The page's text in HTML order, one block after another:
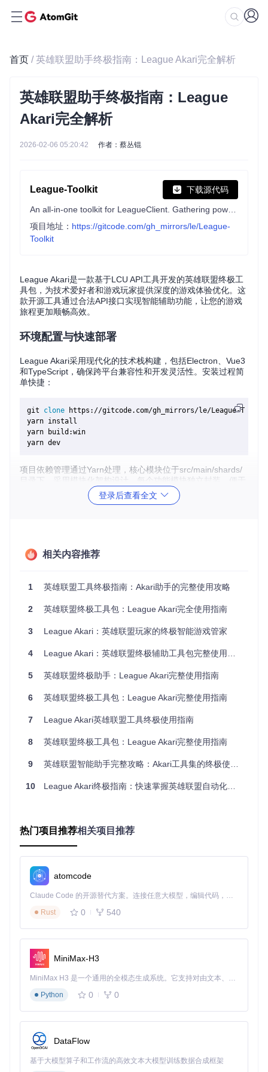
首页 / 英雄联盟助手终极指南：League Akari完全解析
英雄联盟助手终极指南：League
Akari完全解析
2026-02-06 05:20:42 作者：蔡丛锟
League-Toolkit 下载源代码
项目地址： https://gitcode.com/gh_mirrors/le/League-
Toolkit
League Akari是一款基于LCU API工具开发的英雄联盟终极工
具包，为技术爱好者和游戏玩家提供深度的游戏体验优化。这
款开源工具通过合法API接口实现智能辅助功能，让您的游戏
旅程更加顺畅高效。
环境配置与快速部署
League Akari采用现代化的技术栈构建，包括Electron、Vue3
和TypeScript，确保跨平台兼容性和开发灵活性。安装过程简
单快捷：
git clone https://gitcode.com/gh_mirrors/le/League-
yarn install
yarn build:win
项目依赖管理通过Yarn处理，核心模块位于src/main/shards/
目录下，采用模块化架构设计。每个功能模块独立封装，便于
游戏流程管理模块（src/main/shards/auto-gameflow/）能够
智能识别对局状态，实现精准的自动接受对局功能。支持自定
英雄选择自动化系统（src/main/shards/auto-select/）提供预
设英雄配置方案，根据位置智能推荐最佳选择。系统集成实时
数据分析，能够规避禁用英雄并优化选角策略。
智能回复模块（src/main/shards/auto-reply/）内置多语言支
与对话场景高度匹配，提升社交体验。
实时数据分析与战绩深度解析
战绩分析功能是League Akari的另一大亮点。通过LCU API实
时获取游戏数据，系统能够提供详细的玩家表现分析：
段位历史趋势和胜率统计
英雄熟练度矩阵和常用位置热图
KDA表现评分和装备选择模式
实时游戏监控模块（src/main/shards/ongoing-game/）持续
跟踪对局状态，为玩家提供实时战术建议。数据可视化界面清
晰展示关键指标，帮助玩家做出更明智的决策。
个性化定制与扩展开发
League Akari采用开放式架构设计，鼓励开发者进行二次开发
持完整的主题定制和界面个性化。
项目提供完整的API文档和开发指南，便于技术爱好者深入理
解LCU API的工作原理。模块化的设计理念使得添加新功能变
得简单直观，社区贡献受到热烈欢迎。
League Akari模块化架构支持灵活的功能扩展
安全使用与最佳实践
作为基于官方LCU API的工具，League Akari遵循合规开发原
则。所有数据处理均在本地完成，确保用户隐私安全。建议用
户定期更新到最新版本，以获得最佳兼容性和性能体验。
登录后查看全文
相关内容推荐
1 英雄联盟工具终极指南：Akari助手的完整使用攻略
2 英雄联盟终极工具包：League Akari完全使用指南
3 League Akari：英雄联盟玩家的终极智能游戏管家
4 League Akari：英雄联盟终极辅助工具包完整使用指南
5 英雄联盟终极助手：League Akari完整使用指南
6 英雄联盟终极工具包：League Akari完整使用指南
7 League Akari英雄联盟工具终极使用指南
8 英雄联盟终极工具包：League Akari完整使用指南
9 英雄联盟智能助手完整攻略：Akari工具集的终极使用指南
10 League Akari终极指南：快速掌握英雄联盟自动化助手
热门项目推荐相关项目推荐
atomcode
Claude Code 的开源替代方案。连接任意大模型，编辑代码，运行命令，自动验证 — 全自动执行。用 Rust 构建，极致性能。 ｜ An open-source alternative to Claude Code. Connect any LLM, edit code, run commands, and verify changes — autonomously. Built in Rust for speed. Get Started
Rust
0 540
MiniMax-H3
MiniMax H3 是一个通用的全模态生成系统。它支持对由文本、图像、视频和音频组成的多模态上下文进行统一理解，并能生成分辨率高达 2K、时长可达 15 秒的带原生立体声音频的视频。得益于面向任务泛化的系统设计，H3 在预训练阶段就已具备广泛的多模态上下文理解与生成能力，能够出色地执行复杂的多模态指令。
Python
0 0
DataFlow
基于大模型算子和工作流的高效文本大模型训练数据合成框架